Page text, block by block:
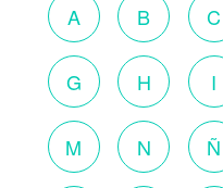
A B C
G H I
M N Ñ